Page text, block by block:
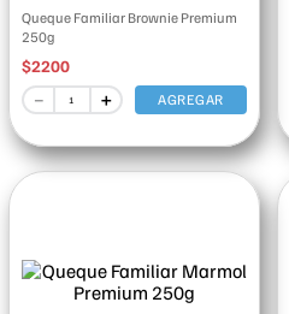
Queque Familiar Brownie Premium
250g
$2200
＋
－ AGREGAR